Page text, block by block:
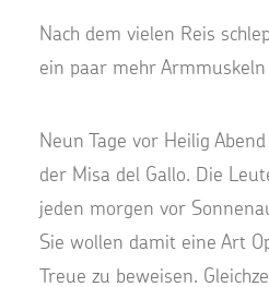
Nach dem vielen Reis
ein paar mehr
Neun Tage vor Heilig
der Misa del Gallo. Die
jeden morgen vor
Sie wollen damit eine Art
Treue zu beweisen.